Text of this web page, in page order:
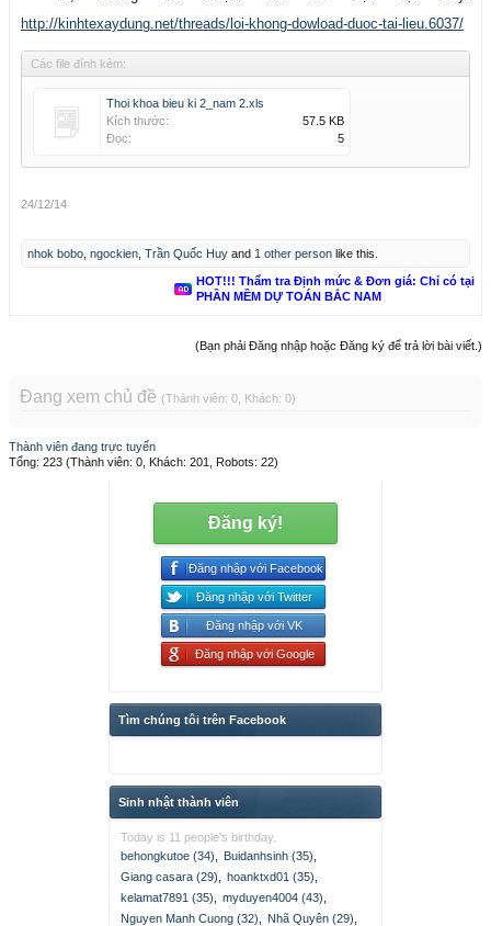
http://kinhtexaydung.net/threads/loi-khong-dowload-duoc-tai-lieu.6037/
Các file đính kèm:
Thoi khoa bieu ki 2_nam 2.xls
Kích thước:
57.5 KB
Đọc:
5
24/12/14
nhok bobo ngockien Trần Quốc Huy and 1 other person like this.
HOT!!! Thẩm tra Định mức & Đơn giá: Chỉ có tại
PHẦN MỀM DỰ TOÁN BẮC NAM
(Bạn phải Đăng nhập hoặc Đăng ký để trả lời bài viết.)
Đang xem chủ đề (Thành viên: 0, Khách: 0)
Thành viên đang trực tuyến
Tổng: 223 (Thành viên: 0, Khách: 201, Robots: 22)
Đăng ký!
Đăng nhập với Facebook
Đăng nhập với Twitter
Đăng nhập với VK
Đăng nhập với Google
Tìm chúng tôi trên Facebook
Sinh nhật thành viên
Today is 11 people's birthday.
behongkutoe (34)
Buidanhsinh (35)
Giang casara (29)
hoanktxd01 (35)
kelamat7891 (35)
myduyen4004 (43)
Nguyen Manh Cuong (32)
Nhã Quyên (29)